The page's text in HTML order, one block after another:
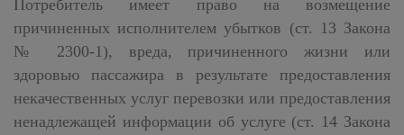
Потребитель имеет право на возмещение
причиненных исполнителем убытков (ст. 13 Закона
№ 2300-1), вреда, причиненного жизни или
здоровью пассажира в результате предоставления
некачественных услуг перевозки или предоставления
ненадлежащей информации об услуге (ст. 14 Закона